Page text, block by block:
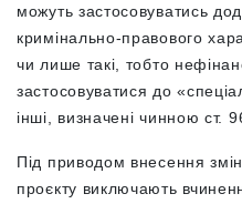
можуть застосовуватись
кримінально-правового
чи лише такі, тобто
застосовуватися до
інші, визначені чинною ст.
Під приводом внесення
проєкту виключають